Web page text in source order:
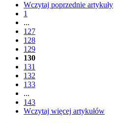
Wczytaj poprzednie artykuły
1
...
127
128
129
130
131
132
133
...
143
Wczytaj więcej artykułów